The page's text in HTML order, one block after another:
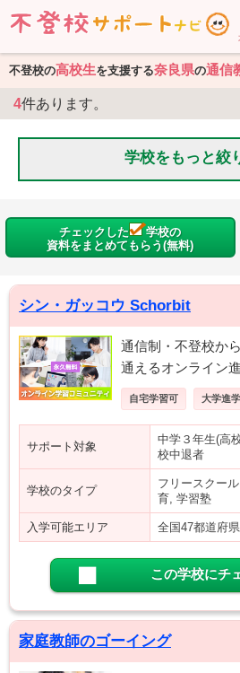
不登校の高校生を支援する奈良県の通信
4件あります。
学校をもっと絞
チェックした
学校の
資料をまとめてもらう(無料)
シン・ガッコウ Schorbit
通信制・不登校か
通えるオンライン
自宅学習可 大学進
サポート対象
中学３年生(高
校中退者
学校のタイプ
フリースクー
育, 学習塾
入学可能エリア 全国47都道府県
この学校にチ
家庭教師のゴーイング